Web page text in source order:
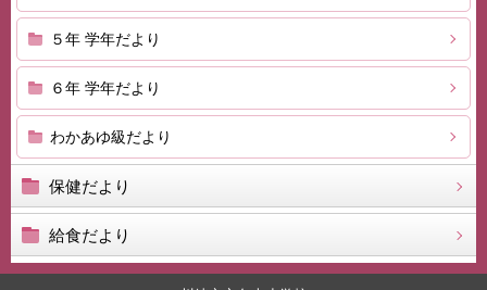
５年 学年だより
６年 学年だより
わかあゆ級だより
保健だより
給食だより